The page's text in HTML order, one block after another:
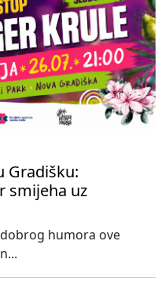
Gradišku:
smijeha uz
humora ove